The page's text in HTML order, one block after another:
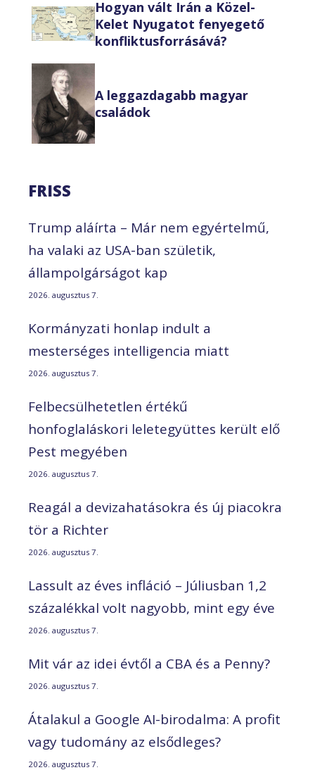
Hogyan vált Irán a Közel-
Kelet Nyugatot fenyegető
konfliktusforrásává?
A leggazdagabb magyar
családok
FRISS
Trump aláírta – Már nem egyértelmű,
ha valaki az USA-ban születik,
állampolgárságot kap
2026. augusztus 7.
Kormányzati honlap indult a
mesterséges intelligencia miatt
2026. augusztus 7.
Felbecsülhetetlen értékű
honfoglaláskori leletegyüttes került elő
Pest megyében
2026. augusztus 7.
Reagál a devizahatásokra és új piacokra
tör a Richter
2026. augusztus 7.
Lassult az éves infláció – Júliusban 1,2
százalékkal volt nagyobb, mint egy éve
2026. augusztus 7.
Mit vár az idei évtől a CBA és a Penny?
2026. augusztus 7.
Átalakul a Google AI-birodalma: A profit
vagy tudomány az elsődleges?
2026. augusztus 7.